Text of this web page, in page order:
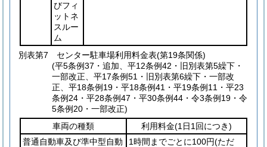
びフィ
ットネ
スルー
ム
別表第7 センター駐車場利用料金表(第19条関係)
(平5条例37・追加、平12条例42・旧別表第5繰下・
一部改正、平17条例51・旧別表第6繰下・一部改
正、平18条例19・平18条例41・平19条例11・平23
条例24・平28条例47・平30条例44・令3条例19・令
5条例20・一部改正)
車両の種類
利用料金(1日1回につき)
普通自動車及び準中型自動
1時間までごとに100円(ただ